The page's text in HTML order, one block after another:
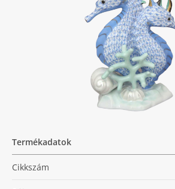
Termékadatok
Cikkszám